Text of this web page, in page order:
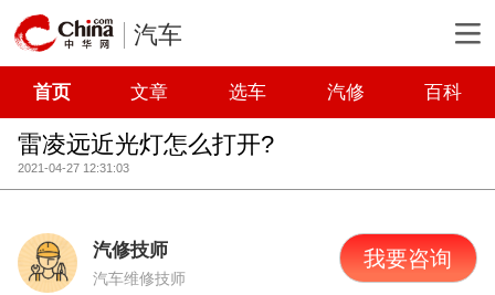
汽车
首页 文章 选车 汽修 百科
雷凌远近光灯怎么打开?
2021-04-27 12:31:03
汽修技师
汽车维修技师
我要咨询